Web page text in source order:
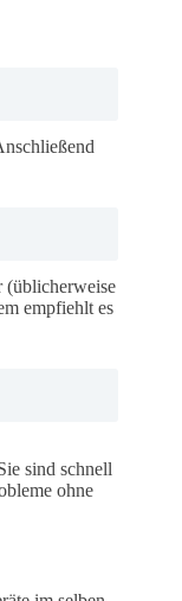
(üblicherweise
empfiehlt es
sind schnell
ohne